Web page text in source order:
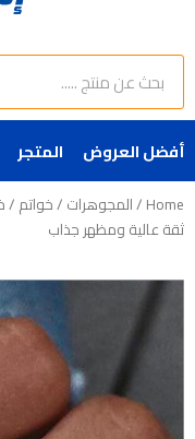
Search
أفضل العروض المتجر
Home
/المجوهرات /خواتم /
ثقة عالية ومظهر جذاب